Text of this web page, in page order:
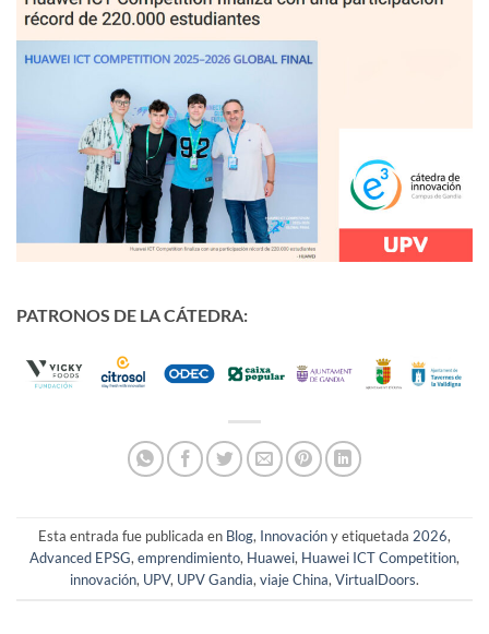
PATRONOS DE LA CÁTEDRA:
Esta entrada fue publicada en Blog, Innovacióny etiquetada 2026,
Advanced EPSG,emprendimiento, Huawei, Huawei ICT Competition,
innovación, UPV, UPV Gandia,viaje China,VirtualDoors.